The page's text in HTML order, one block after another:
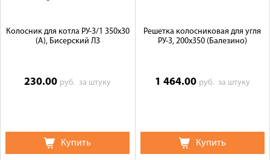
Колосник для котла РУ-3/1 350х30
(А), Бисерский ЛЗ
230.00 руб.за штуку
Купить
Решетка колосниковая для угля
РУ-3, 200х350 (Балезино)
1 464.00 руб. за штуку
Купить